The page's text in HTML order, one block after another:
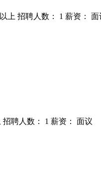
上 招聘人数： 1 薪资： 面
招聘人数： 1 薪资： 面议